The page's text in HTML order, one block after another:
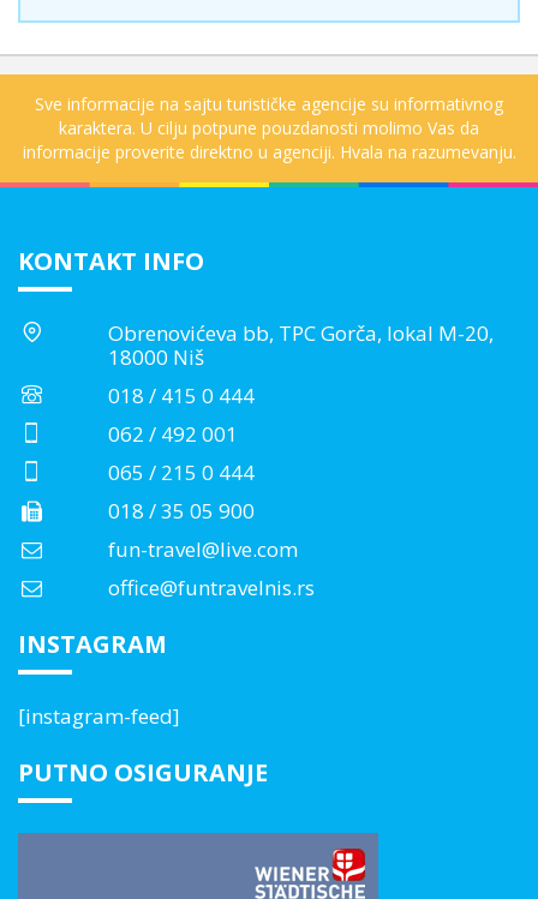
Sve informacije na sajtu turističke agencije su informativnog
karaktera. U cilju potpune pouzdanosti molimo Vas da
informacije proverite direktno u agenciji. Hvala na razumevanju.
KONTAKT INFO
Obrenovićeva bb, TPC Gorča, lokal M-20,
18000 Niš
018 / 415 0 444
062 / 492 001
065 / 215 0 444
018 / 35 05 900
fun-travel@live.com
office@funtravelnis.rs
INSTAGRAM
[instagram-feed]
PUTNO OSIGURANJE